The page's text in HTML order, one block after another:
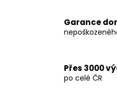
Garance
Přes 3000
po celé ČR